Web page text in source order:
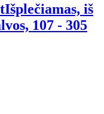
Išplečiamas, iš
107 - 305